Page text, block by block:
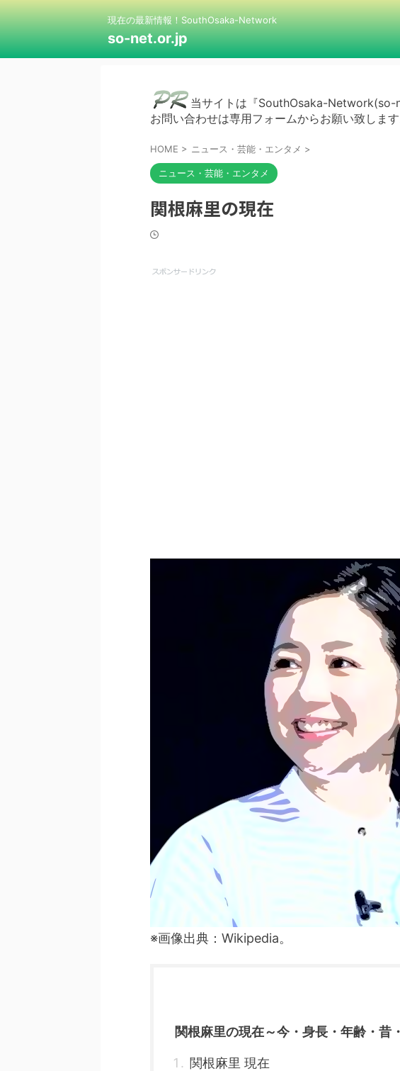
現在の最新情報！SouthOsaka-Network
so-net.or.jp
当サイトは『SouthOsaka-Network(so-
お問い合わせは専用フォームからお願い致します
HOME > ニュース・芸能・エンタメ >
ニュース・芸能・エンタメ
関根麻里の現在
※画像出典：Wikipedia。
関根麻里の現在～今・身長・年齢・
関根麻里 現在